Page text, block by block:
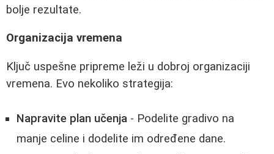
bolje rezultate.
Organizacija vremena
Ključ uspešne pripreme leži u dobroj organizaciji
vremena. Evo nekoliko strategija:
Napravite plan učenja - Podelite gradivo na
manje celine i dodelite im određene dane.